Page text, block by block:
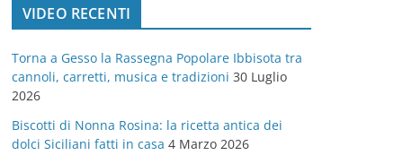
o
r
e
VIDEO RECENTI
Torna a Gesso la Rassegna Popolare Ibbisota tra
cannoli, carretti, musica e tradizioni 30 Luglio
2026
Biscotti di Nonna Rosina: la ricetta antica dei
dolci Siciliani fatti in casa 4 Marzo 2026